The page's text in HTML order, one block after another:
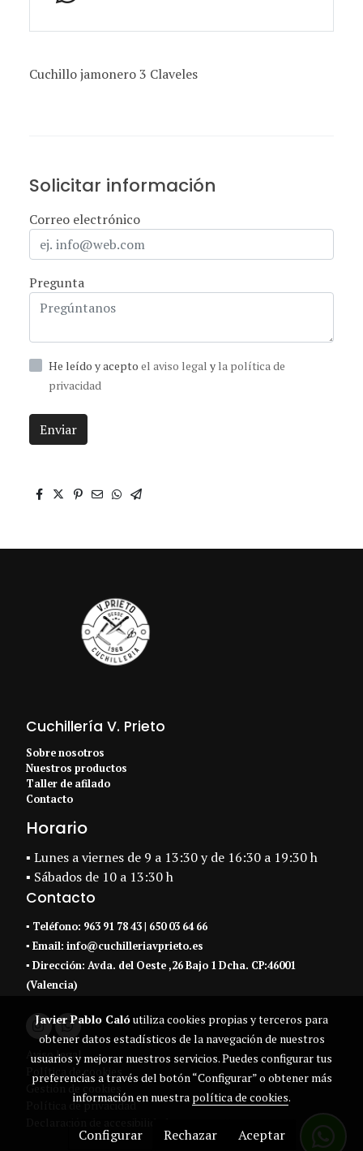
Cuchillo jamonero 3 Claveles
Solicitar información
Correo electrónico
Pregunta
He leído y acepto el aviso legal y la política de
privacidad
Enviar
Cuchillería V. Prieto
Sobre nosotros
Nuestros productos
Taller de afilado
Contacto
Horario
▪ Lunes a viernes de 9 a 13:30 y de 16:30 a 19:30 h
▪ Sábados de 10 a 13:30 h
Contacto
▪ Teléfono: 963 91 78 43| 650 03 64 66
▪ Email: info@cuchilleriavprieto.es
▪ Dirección: Avda. del Oeste ,26 Bajo 1 Dcha. CP:46001
(Valencia)
Aviso legal
Política de cookies
Gestión de cookies
Política de privacidad
Javier Pablo Calóutiliza cookies propias y terceros para
obtener datos estadísticos de la navegación de nuestros
usuarios y mejorar nuestros servicios. Puedes configurar tus
preferencias a través del botón “Configurar” o obtener más
información en nuestra política de cookies.
Configurar Rechazar Aceptar